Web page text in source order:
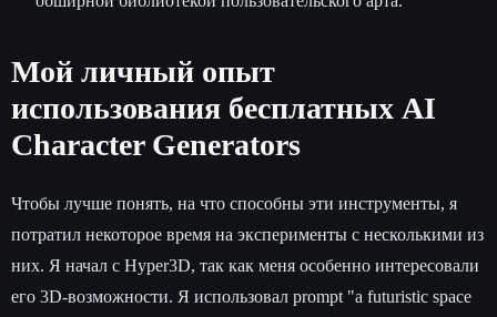
Мой личный опыт
использования бесплатных AI
Character Generators
Чтобы лучше понять, на что способны эти инструменты, я
потратил некоторое время на эксперименты с несколькими из
них. Я начал с Hyper3D, так как меня особенно интересовали
его 3D-возможности. Я использовал prompt "a futuristic space